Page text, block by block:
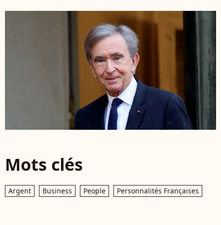
Mots clés
Argent Business People Personnalités Françaises